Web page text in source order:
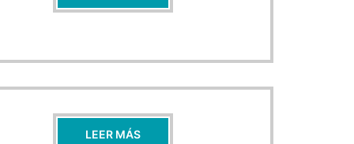
LEER MÁS